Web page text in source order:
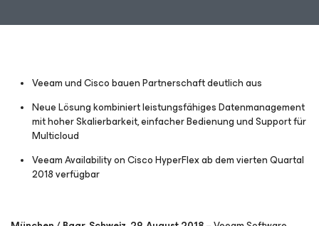
Veeam und Cisco bauen Partnerschaft deutlich aus
Neue Lösung kombiniert leistungsfähiges Datenmanagement
mit hoher Skalierbarkeit, einfacher Bedienung und Support für
Multicloud
Veeam Availability on Cisco HyperFlex ab dem vierten Quartal
2018 verfügbar